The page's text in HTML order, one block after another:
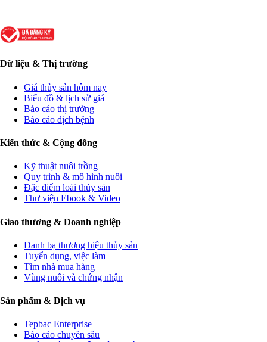
Dữ liệu & Thị trường
Giá thủy sản hôm nay
Biểu đồ & lịch sử giá
Báo cáo thị trường
Báo cáo dịch bệnh
Kiến thức & Cộng đồng
Kỹ thuật nuôi trồng
Quy trình & mô hình nuôi
Đặc điểm loài thủy sản
Thư viện Ebook & Video
Giao thương & Doanh nghiệp
Danh bạ thương hiệu thủy sản
Tuyển dụng, việc làm
Tìm nhà mua hàng
Vùng nuôi và chứng nhận
Sản phẩm & Dịch vụ
Tepbac Enterprise
Báo cáo chuyên sâu